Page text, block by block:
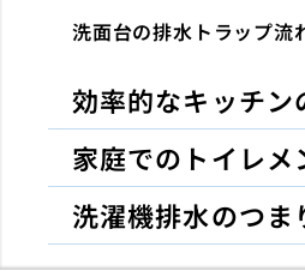
洗面台の排水トラップ流
効率的なキッチン
家庭でのトイレメ
洗濯機排水のつ